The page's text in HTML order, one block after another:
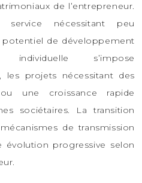
de l’entrepreneur.
nécessitant peu
potentiel de développement
individuelle s’impose
les projets nécessitant des
une croissance rapide
sociétaires. La transition
de transmission
évolution progressive selon